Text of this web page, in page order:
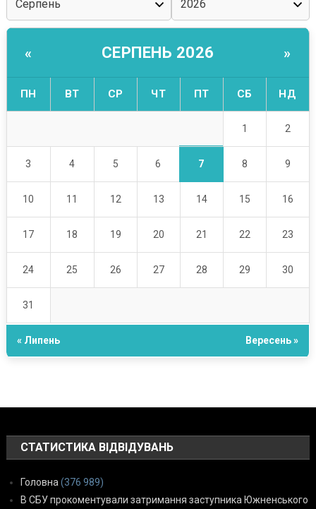
« СЕРПЕНЬ 2026 »
ПН ВТ СР ЧТ ПТ СБ НД
1 2
3 4 5 6 7 8 9
10 11 12 13 14 15 16
17 18 19 20 21 22 23
24 25 26 27 28 29 30
31
« Липень Вересень »
СТАТИСТИКА ВІДВІДУВАНЬ
Головна(376 989)
В СБУ прокоментували затримання заступника Южненського